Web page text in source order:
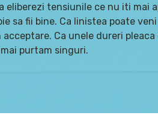
eliberezi tensiunile ce nu iti mai
sa fii bine. Ca linistea poate
acceptare. Ca unele dureri
purtam singuri.